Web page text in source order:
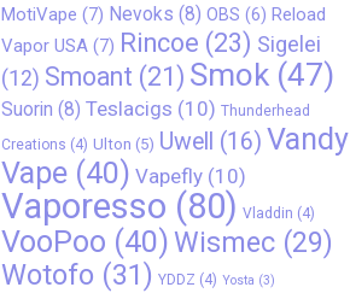
MotiVape (7) Nevoks (8) OBS (6) Reload
Vapor USA (7) Rincoe (23) Sigelei
(12) Smoant (21) Smok (47)
Suorin (8) Teslacigs (10) Thunderhead
Creations (4) Ulton (5) Uwell (16) Vandy
Vape (40) Vapefly (10)
Vaporesso (80) Vladdin (4)
VooPoo (40) Wismec (29)
Wotofo (31) YDDZ (4) Yosta (3)